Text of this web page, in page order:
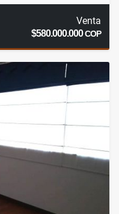
Venta
$580.000.000COP